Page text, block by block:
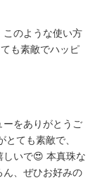
このような使い方
も素敵でハッピ
ーをありがとうご
ても素敵で、
しいで😍 本真珠な
ん、ぜひお好みの